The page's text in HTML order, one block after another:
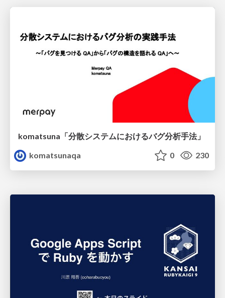
komatsuna「分散システムにおけるバグ分析手法」
komatsunaqa
0 230